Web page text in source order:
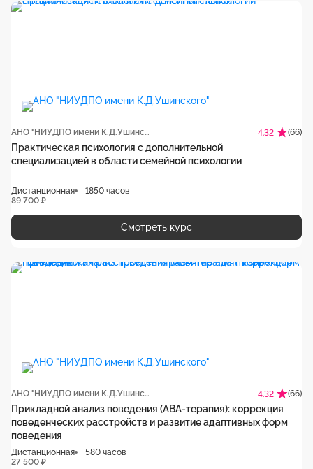
АНО "НИУДПО имени К.Д.Ушинского" 4.32 (66)
Практическая психология с дополнительной
специализацией в области семейной психологии
Дистанционная
1850 часов
89 700 ₽
Смотреть курс
АНО "НИУДПО имени К.Д.Ушинского" 4.32 (66)
Прикладной анализ поведения (АВА-терапия): коррекция
поведенческих расстройств и развитие адаптивных форм
поведения
Дистанционная
580 часов
27 500 ₽